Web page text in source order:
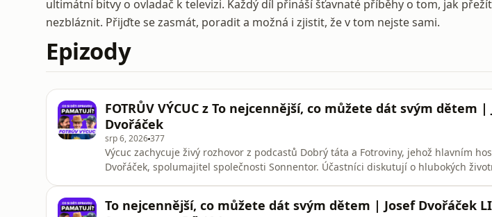
ultimátní bitvy o ovladač k televizi. Každý díl přináší šťavnaté příběhy o tom, jak
nezbláznit. Přijďte se zasmát, poradit a možná i zjistit, že v tom nejste sami.
Epizody
FOTRŮV VÝCUC z To nejcennější, co můžete dát svým dětem |
Dvořáček
srp 6, 2026377
Výcuc zachycuje živý rozhovor z podcastů Dobrý táta a Fotroviny, jehož hlavním
Dvořáček, spolumajitel společnosti Sonnentor. Účastníci diskutují o hlubokých
skutečným základem ži
To nejcennější, co můžete dát svým dětem | Josef Dvořáček